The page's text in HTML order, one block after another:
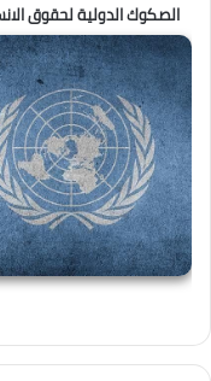
الصكوك الدولية لحقوق